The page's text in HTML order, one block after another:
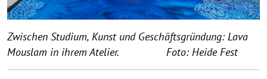
Zwischen Studium, Kunst und Geschäftsgründung: Lava
Mouslam in ihrem Atelier. Foto: Heide Fest